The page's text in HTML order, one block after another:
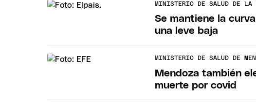
MINISTERIO DE SALUD DE LA
Se mantiene la
una leve baja
MINISTERIO DE SALUD DE
Mendoza también
muerte por covid